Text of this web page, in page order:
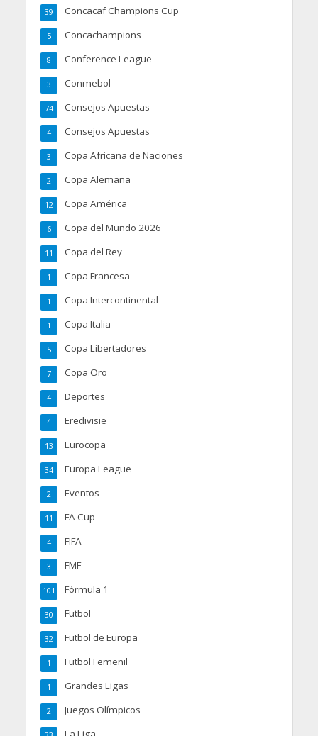
Concacaf Champions Cup
39
Concachampions
5
Conference League
8
Conmebol
3
Consejos Apuestas
74
Consejos Apuestas
4
Copa Africana de Naciones
3
Copa Alemana
2
Copa América
12
Copa del Mundo 2026
6
Copa del Rey
11
Copa Francesa
1
Copa Intercontinental
1
Copa Italia
1
Copa Libertadores
5
Copa Oro
7
Deportes
4
Eredivisie
4
Eurocopa
13
Europa League
34
Eventos
2
FA Cup
11
FIFA
4
FMF
3
Fórmula 1
101
Futbol
30
Futbol de Europa
32
Futbol Femenil
1
Grandes Ligas
1
Juegos Olímpicos
2